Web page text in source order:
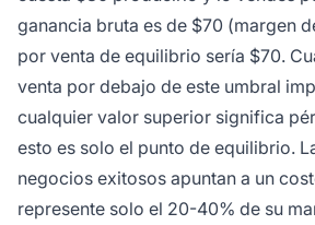
ganancia bruta es de $70 (margen
por venta de equilibrio sería $70.
venta por debajo de este umbral
cualquier valor superior significa
esto es solo el punto de equilibrio.
negocios exitosos apuntan a un
represente solo el 20-40% de su